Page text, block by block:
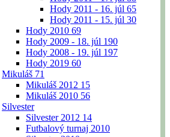
Hody 2011 - 16. júl 65
Hody 2011 - 15. júl 30
Hody 2010 69
Hody 2009 - 18. júl 190
Hody 2008 - 19. júl 197
Hody 2019 60
Mikuláš 71
Mikuláš 2012 15
Mikuláš 2010 56
Silvester
Silvester 2012 14
Futbalový turnaj 2010